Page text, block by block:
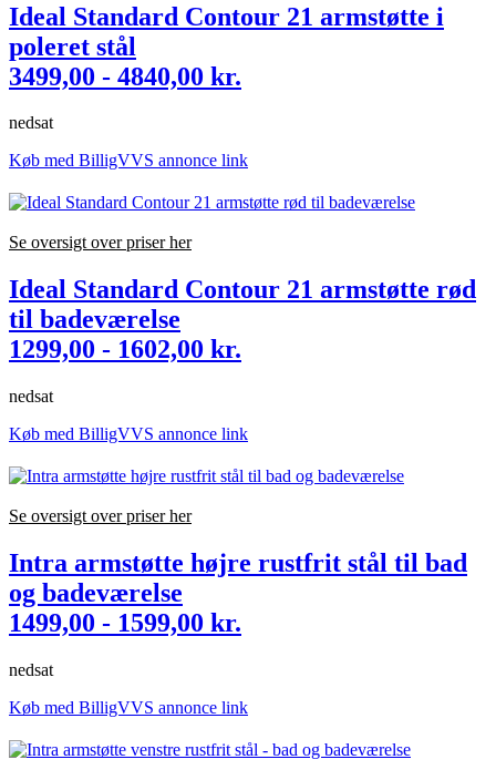
Ideal Standard Contour 21 armstøtte i
poleret stål
3499,00 - 4840,00 kr.
nedsat
Køb med BilligVVS annonce link
Se oversigt over priser her
Ideal Standard Contour 21 armstøtte rød
til badeværelse
1299,00 - 1602,00 kr.
nedsat
Køb med BilligVVS annonce link
Se oversigt over priser her
Intra armstøtte højre rustfrit stål til bad
og badeværelse
1499,00 - 1599,00 kr.
nedsat
Køb med BilligVVS annonce link